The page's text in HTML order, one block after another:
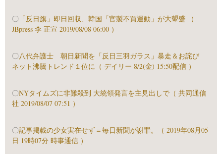
〇 「反日旗」即日回収、韓国「官製不買運動」が大顰蹙 （
JBpress 李 正宣 2019/08/08 06:00 ）
〇八代弁護士 朝日新聞を「反日三羽ガラス」暴走＆お詫び
ネット沸騰トレンド１位に（ デイリー 8/2(金) 15:50配信 ）
〇NYタイムズに非難殺到 大統領発言を主見出しで（ 共同通信
社 2019/08/07 07:51 ）
〇記事掲載の少女実在せず＝毎日新聞が謝罪。（ 2019年08月05
日 19時07分 時事通信 ）